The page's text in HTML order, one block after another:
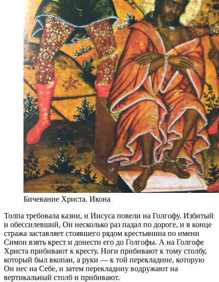
Бичевание Христа. Икона
Толпа требовала казни, и Иисуса повели на Голгофу. Избитый
и обессилевший, Он несколько раз падал по дороге, и в конце
стража заставляет стоявшего рядом крестьянина по имени
Симон взять крест и донести его до Голгофы. А на Голгофе
Христа прибивают к кресту. Ноги прибивают к тому столбу,
который был вкопан, а руки — к той перекладине, которую
Он нес на Себе, и затем перекладину водружают на
вертикальный столб и прибивают.